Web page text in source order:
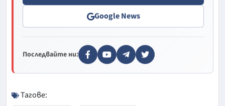
Google News
Последвайте ни:
Тагове: